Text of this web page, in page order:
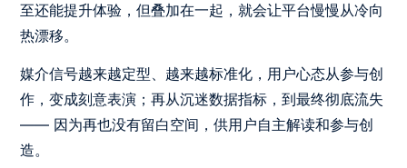
至还能提升体验，但叠加在一起，就会让平台慢慢从冷向
热漂移。
媒介信号越来越定型、越来越标准化，用户心态从参与创
作，变成刻意表演；再从沉迷数据指标，到最终彻底流失
—— 因为再也没有留白空间，供用户自主解读和参与创
造。